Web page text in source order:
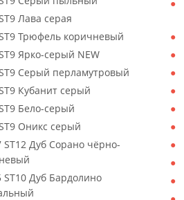
Лава серая
Трюфель коричневый
Ярко-серый NEW
Серый перламутровый
Кубанит серый
Бело-серый
Оникс серый
ST12 Дуб Сорано чёрно-
ST10 Дуб Бардолино